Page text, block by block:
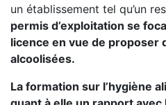
un établissement tel qu’un
permis d’exploitation se
licence en vue de proposer
alcoolisées.
La formation sur l’hygiène